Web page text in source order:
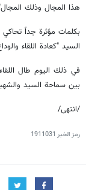
هذا المجال وذلك
بكلمات مؤثرة جداً
السيد "كعادة اللقاء
في ذلك اليوم طال
بين سماحة السيد
/انتهی/
رمز الخبر 1911031